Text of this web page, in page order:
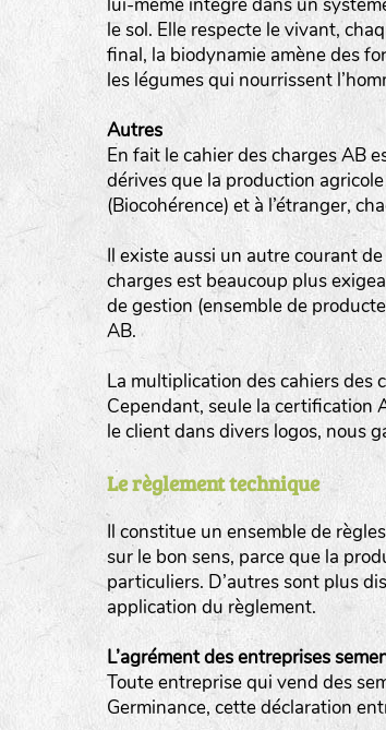
BINGENHEIMER SAATGUT
DE BOLSTER (DBO)
GRAINE DEL PAÏS (GDP)
www.grainesdelpais.com
JARDIN EN’VIE (JEV)
LA BOITE A GRAINES
L’AUBEPIN (PDO)
LE BIAU GERME (LBG)
lui-même intégré dans un
le sol. Elle respecte le vivant,
final, la biodynamie amène des
les légumes qui nourrissent
Autres
En fait le cahier des charges AB
dérives que la production
(Biocohérence) et à l’étranger,
Il existe aussi un autre courant
charges est beaucoup plus
de gestion (ensemble de
AB.
La multiplication des cahiers des
Cependant, seule la certification
le client dans divers logos, nous
Le règlement technique
Il constitue un ensemble de
sur le bon sens, parce que la
particuliers. D’autres sont plus
application du règlement.
L’agrément des entreprises
Toute entreprise qui vend des
Germinance, cette déclaration
Légumes feuilles
Légumes racines
Plantes aromatiques